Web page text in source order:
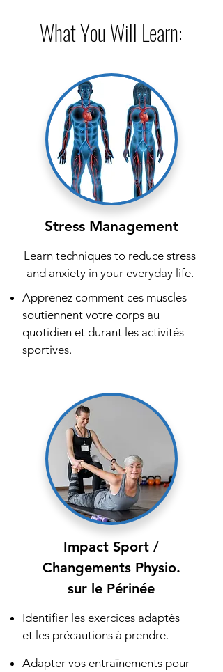
What You Will Learn:
Stress Management
Learn techniques to reduce stress
and anxiety in your everyday life.
Apprenez comment ces muscles
soutiennent votre corps au
quotidien et durant les activités
sportives.
Impact Sport /
Changements Physio.
sur le Périnée
Identifier les exercices adaptés
et les précautions à prendre.
Adapter vos entraînements pour